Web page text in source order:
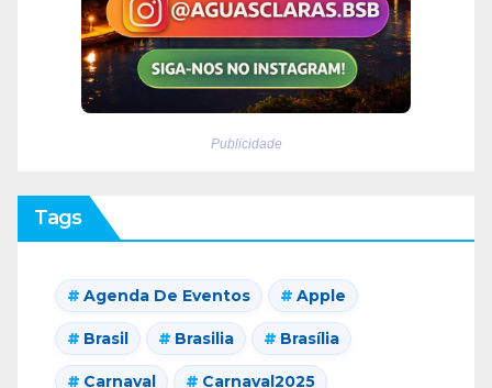
Publicidade
Tags
Agenda De Eventos Apple
Brasil Brasilia Brasília
Carnaval Carnaval2025